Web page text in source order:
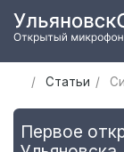
Статьи
Первое